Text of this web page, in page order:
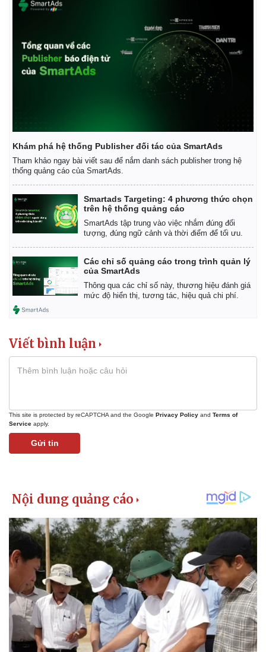
Bất động sản
Khởi nghiệp
Tiêu dùng
Khám phá hệ thống Publisher đối tác của SmartAds
Tham khảo ngay bài viết sau để nắm danh sách publisher trong hệ
thống quảng cáo của SmartAds.
Smartads Targeting: 4 phương thức chọn
trên hệ thống quảng cáo
SmartAds tập trung vào việc nhắm đúng đối
tượng, đúng ngữ cảnh và thời điểm để tối ưu.
Các chỉ số quảng cáo trong trình quản lý
của SmartAds
Thông qua các chỉ số này, thương hiệu đánh giá
mức độ hiển thị, tương tác, hiệu quả chi phí.
Viết bình luận
This site is protected by reCAPTCHA and the Google Privacy Policy and Terms of
Service apply.
Gửi tin